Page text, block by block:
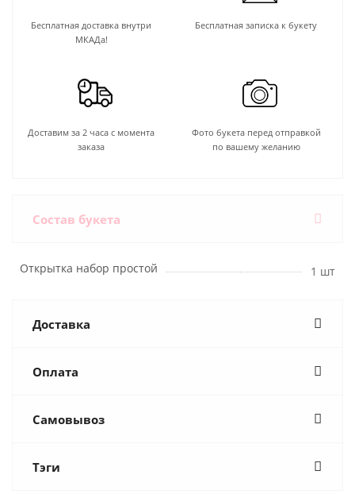
Бесплатная доставка внутри
МКАДа!
Бесплатная записка к букету
Доставим за 2 часа с момента
заказа
Фото букета перед отправкой
по вашему желанию
Состав букета
Открытка набор простой 1 шт
Доставка
Оплата
Самовывоз
Тэги